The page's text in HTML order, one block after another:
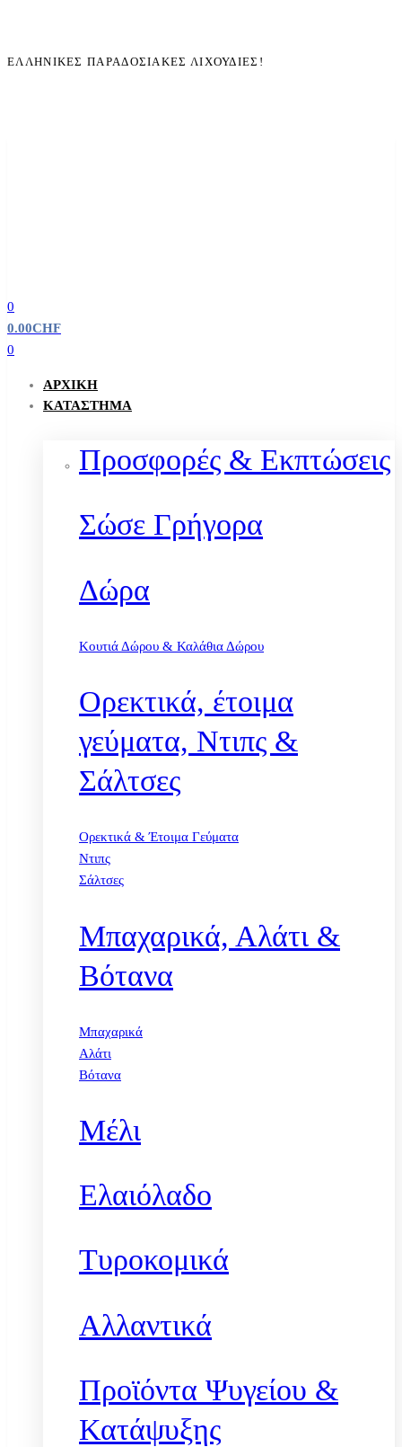
ΕΛΛΗΝΙΚΈΣ ΠΑΡΑΔΟΣΙΑΚΈΣ ΛΙΧΟΥΔΙΈΣ!
0
0.00CHF
0
ΑΡΧΙΚΉ
ΚΑΤΆΣΤΗΜΑ
Προσφορές & Εκπτώσεις
Σώσε Γρήγορα
Δώρα
Κουτιά Δώρου & Καλάθια Δώρου
Ορεκτικά, έτοιμα
γεύματα, Ντιπς &
Σάλτσες
Ορεκτικά & Έτοιμα Γεύματα
Ντιπς
Σάλτσες
Μπαχαρικά, Αλάτι &
Βότανα
Μπαχαρικά
Αλάτι
Βότανα
Μέλι
Ελαιόλαδο
Τυροκομικά
Αλλαντικά
Προϊόντα Ψυγείου &
Κατάψυξης